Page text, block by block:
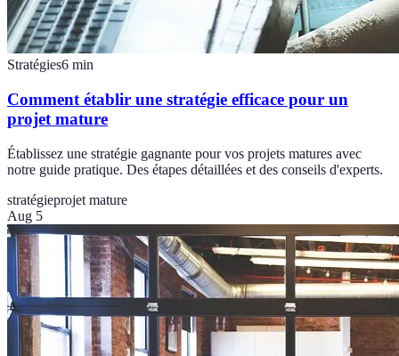
Stratégies6 min
Comment établir une stratégie efficace pour un
projet mature
Établissez une stratégie gagnante pour vos projets matures avec
notre guide pratique. Des étapes détaillées et des conseils d'experts.
stratégieprojet mature
Aug 5